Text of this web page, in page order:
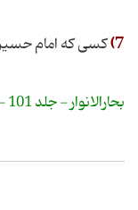
7) کسی که امام
بحارالانوار - جلد 101 - ص 4